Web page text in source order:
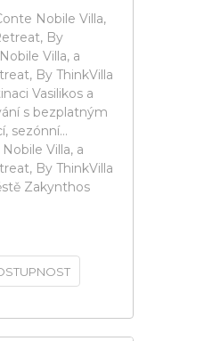
Nobile Villa,
By
Villa, a
By ThinkVilla
Vasilikos a
s bezplatným
sezónní...
Villa, a
By ThinkVilla
Zakynthos